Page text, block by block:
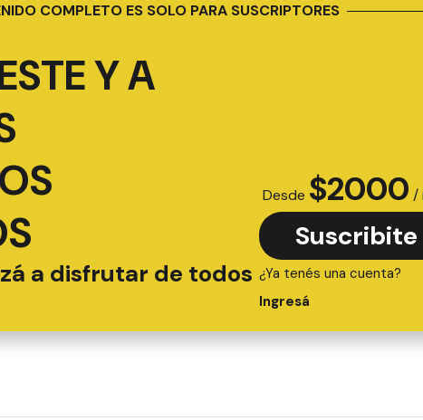
COMPLETO ES SOLO PARA SUSCRIPTORES
Y A
a disfrutar de todos
Desde $2000 /
Suscribite
¿Ya tenés una cuenta?
Ingresá